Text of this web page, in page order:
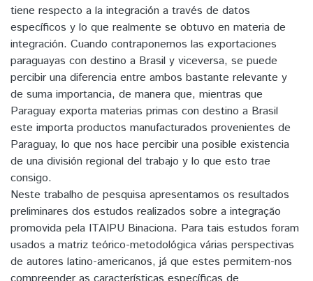
tiene respecto a la integración a través de datos
específicos y lo que realmente se obtuvo en materia de
integración. Cuando contraponemos las exportaciones
paraguayas con destino a Brasil y viceversa, se puede
percibir una diferencia entre ambos bastante relevante y
de suma importancia, de manera que, mientras que
Paraguay exporta materias primas con destino a Brasil
este importa productos manufacturados provenientes de
Paraguay, lo que nos hace percibir una posible existencia
de una división regional del trabajo y lo que esto trae
consigo.
Neste trabalho de pesquisa apresentamos os resultados
preliminares dos estudos realizados sobre a integração
promovida pela ITAIPU Binaciona. Para tais estudos foram
usados a matriz teórico-metodológica várias perspectivas
de autores latino-americanos, já que estes permitem-nos